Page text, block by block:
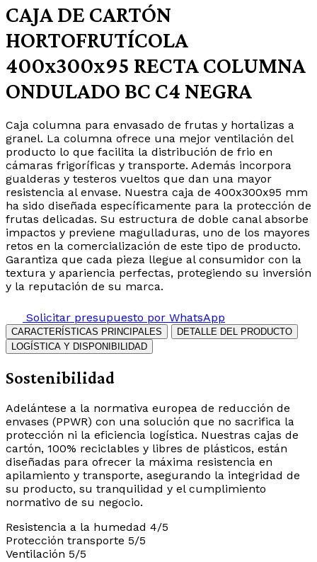
CAJA DE CARTÓN
HORTOFRUTÍCOLA
400x300x95 RECTA COLUMNA
ONDULADO BC C4 NEGRA
Caja columna para envasado de frutas y hortalizas a
granel. La columna ofrece una mejor ventilación del
producto lo que facilita la distribución de frio en
cámaras frigoríficas y transporte. Además incorpora
gualderas y testeros vueltos que dan una mayor
resistencia al envase. Nuestra caja de 400x300x95 mm
ha sido diseñada específicamente para la protección de
frutas delicadas. Su estructura de doble canal absorbe
impactos y previene magulladuras, uno de los mayores
retos en la comercialización de este tipo de producto.
Garantiza que cada pieza llegue al consumidor con la
textura y apariencia perfectas, protegiendo su inversión
y la reputación de su marca.
Solicitar presupuesto por WhatsApp
CARACTERÍSTICAS PRINCIPALES
DETALLE DEL PRODUCTO
LOGÍSTICA Y DISPONIBILIDAD
Sostenibilidad
Adelántese a la normativa europea de reducción de
envases (PPWR) con una solución que no sacrifica la
protección ni la eficiencia logística. Nuestras cajas de
cartón, 100% reciclables y libres de plásticos, están
diseñadas para ofrecer la máxima resistencia en
apilamiento y transporte, asegurando la integridad de
su producto, su tranquilidad y el cumplimiento
normativo de su negocio.
Resistencia a la humedad 4/5
Protección transporte 5/5
Ventilación 5/5